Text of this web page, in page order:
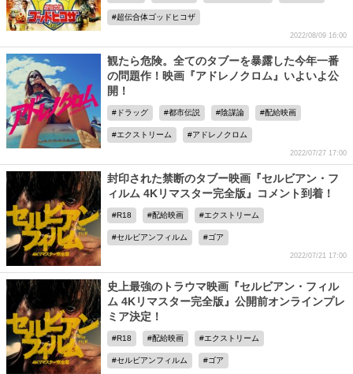
超伝合体ゴッドヒコザ
2022/08/09 16:00
観たら危険。全てのタブーを暴露した今年一番
の問題作！映画『アドレノクロム』いよいよ公
開！
ドラッグ 都市伝説 陰謀論 配給映画
エクストリーム アドレノクロム
2022/07/27 17:00
封印された禁断のタブー映画『セルビアン・フ
ィルム 4Kリマスター完全版』コメント到着！
R18 配給映画 エクストリーム
セルビアンフィルム ゴア
2022/07/21 17:00
史上最強のトラウマ映画『セルビアン・フィル
ム 4Kリマスター完全版』公開前オンラインプレ
ミア決定！
R18 配給映画 エクストリーム
セルビアンフィルム ゴア